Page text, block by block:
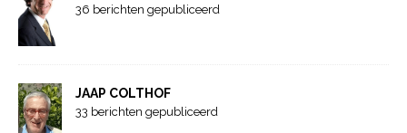
36 berichten gepubliceerd
JAAP COLTHOF
33 berichten gepubliceerd